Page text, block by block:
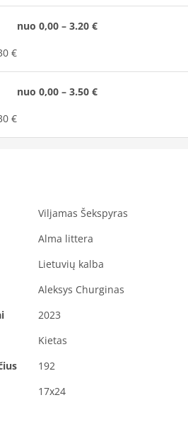
€
nuo 0,00 – 3.20 €
€
nuo 0,00 – 3.50 €
Viljamas Šekspyras
Alma littera
Lietuvių kalba
Aleksys Churginas
2023
Kietas
192
17x24